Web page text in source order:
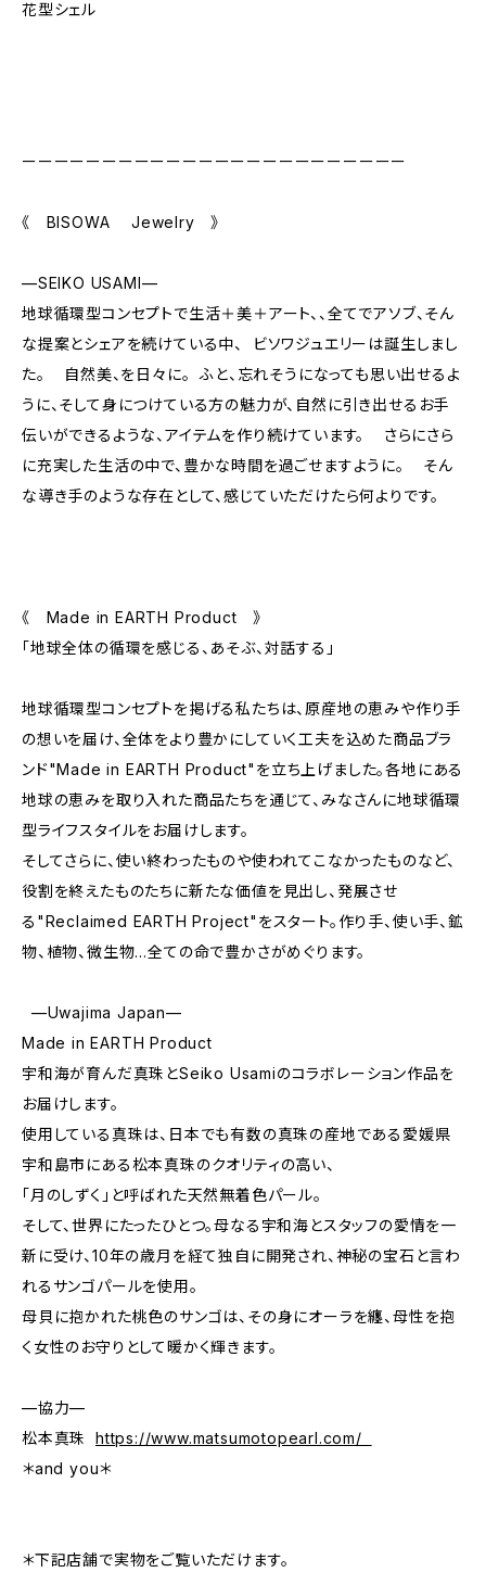
花型シェル
ーーーーーーーーーーーーーーーーーーーーーーーー
《 BISOWA Jewelry 》
—SEIKO USAMI—
地球循環型コンセプトで生活＋美＋アート、、全てでアソブ、そん
な提案とシェアを続けている中、 ビソワジュエリーは誕生しまし
た。 自然美、を日々に。 ふと、忘れそうになっても思い出せるよ
うに、そして身につけている方の魅力が、自然に引き出せるお手
伝いができるような、アイテムを作り続けています。 さらにさら
に充実した生活の中で、豊かな時間を過ごせますように。 そん
な導き手のような存在として、感じていただけたら何よりです。
《 Made in EARTH Product 》
「地球全体の循環を感じる、あそぶ、対話する」
地球循環型コンセプトを掲げる私たちは、原産地の恵みや作り手
の想いを届け、全体をより豊かにしていく工夫を込めた商品ブラ
ンド"Made in EARTH Product"を立ち上げました。各地にある
地球の恵みを取り入れた商品たちを通じて、みなさんに地球循環
型ライフスタイルをお届けします。
そしてさらに、使い終わったものや使われてこなかったものなど、
役割を終えたものたちに新たな価値を見出し、発展させ
る"Reclaimed EARTH Project"をスタート。作り手、使い手、鉱
物、植物、微生物…全ての命で豊かさがめぐります。
—Uwajima Japan—
Made in EARTH Product
宇和海が育んだ真珠とSeiko Usamiのコラボレーション作品を
お届けします。
使用している真珠は、日本でも有数の真珠の産地である愛媛県
宇和島市にある松本真珠のクオリティの高い、
「月のしずく」と呼ばれた天然無着色パール。
そして、世界にたったひとつ。母なる宇和海とスタッフの愛情を一
新に受け、10年の歳月を経て独自に開発され、神秘の宝石と言わ
れるサンゴパールを使用。
母貝に抱かれた桃色のサンゴは、その身にオーラを纏、母性を抱
く女性のお守りとして暖かく輝きます。
—協力—
松本真珠 https://www.matsumotopearl.com/
＊and you＊
＊下記店舗で実物をご覧いただけます。